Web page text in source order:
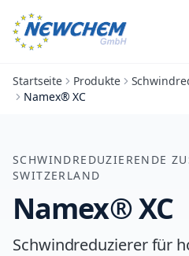
Startseite Produkte
Namex® XC
SCHWINDREDUZIERENDE
SWITZERLAND
Namex® XC
Schwindreduzierer für